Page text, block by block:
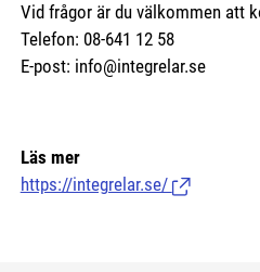
Vid frågor är du välkommen att
Telefon: 08-641 12 58
E-post: info@integrelar.se
Läs mer
https://integrelar.se/ (Länk till